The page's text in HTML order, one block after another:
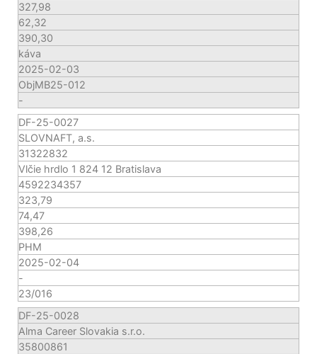
327,98
62,32
390,30
káva
2025-02-03
ObjMB25-012
-
DF-25-0027
SLOVNAFT, a.s.
31322832
Vlčie hrdlo 1 824 12 Bratislava
4592234357
323,79
74,47
398,26
PHM
2025-02-04
-
23/016
DF-25-0028
Alma Career Slovakia s.r.o.
35800861